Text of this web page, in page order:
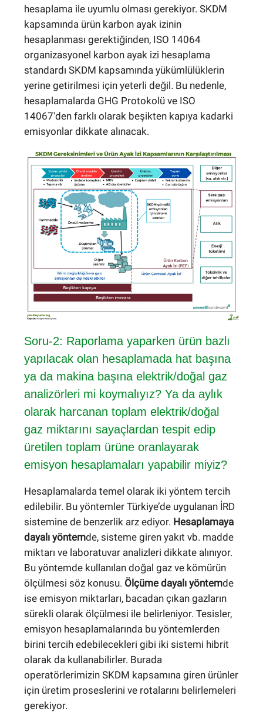
hesaplama ile uyumlu olması gerekiyor. SKDM
kapsamında ürün karbon ayak izinin
hesaplanması gerektiğinden, ISO 14064
organizasyonel karbon ayak izi hesaplama
standardı SKDM kapsamında yükümlülüklerin
yerine getirilmesi için yeterli değil. Bu nedenle,
hesaplamalarda GHG Protokolü ve ISO
14067'den farklı olarak beşikten kapıya kadarki
emisyonlar dikkate alınacak.
Soru-2: Raporlama yaparken ürün bazlı
yapılacak olan hesaplamada hat başına
ya da makina başına elektrik/doğal gaz
analizörleri mi koymalıyız? Ya da aylık
olarak harcanan toplam elektrik/doğal
gaz miktarını sayaçlardan tespit edip
üretilen toplam ürüne oranlayarak
emisyon hesaplamaları yapabilir miyiz?
Hesaplamalarda temel olarak iki yöntem tercih
edilebilir. Bu yöntemler Türkiye’de uygulanan İRD
sistemine de benzerlik arz ediyor. Hesaplamaya
dayalı yöntemde, sisteme giren yakıt vb. madde
miktarı ve laboratuvar analizleri dikkate alınıyor.
Bu yöntemde kullanılan doğal gaz ve kömürün
ölçülmesi söz konusu. Ölçüme dayalı yöntemde
ise emisyon miktarları, bacadan çıkan gazların
sürekli olarak ölçülmesi ile belirleniyor. Tesisler,
emisyon hesaplamalarında bu yöntemlerden
birini tercih edebilecekleri gibi iki sistemi hibrit
olarak da kullanabilirler. Burada
operatörlerimizin SKDM kapsamına giren ürünler
için üretim proseslerini ve rotalarını belirlemeleri
gerekiyor.